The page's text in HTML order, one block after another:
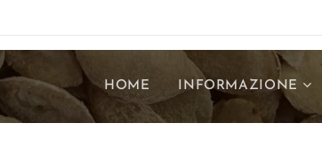
HOME INFORMAZIONE